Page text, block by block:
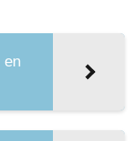
en